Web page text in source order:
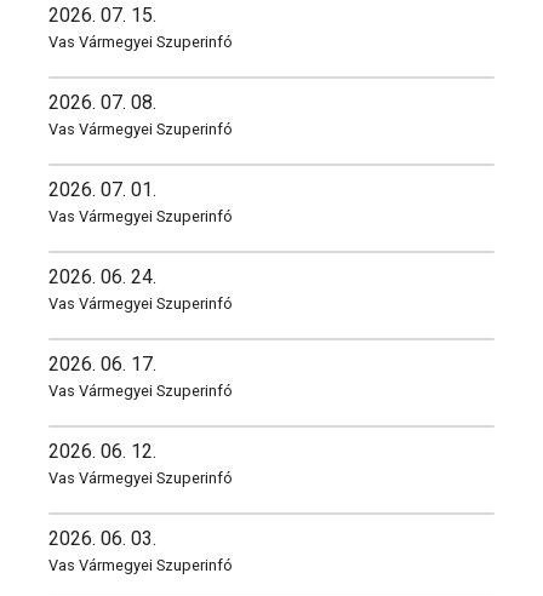
2026. 07. 15.
Vas Vármegyei Szuperinfó
2026. 07. 08.
Vas Vármegyei Szuperinfó
2026. 07. 01.
Vas Vármegyei Szuperinfó
2026. 06. 24.
Vas Vármegyei Szuperinfó
2026. 06. 17.
Vas Vármegyei Szuperinfó
2026. 06. 12.
Vas Vármegyei Szuperinfó
2026. 06. 03.
Vas Vármegyei Szuperinfó